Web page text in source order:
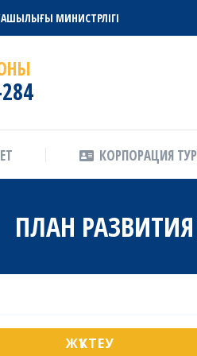
МИНИСТРЛІГІ
КОРПОРАЦИЯ
ПЛАН
ЖҮКТЕУ
КОРПОРАЦИЯ